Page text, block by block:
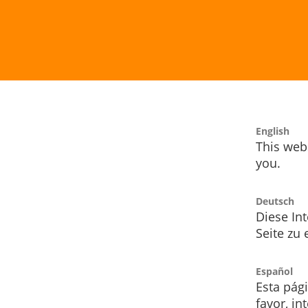
English
This
you.
Deutsch
Diese
Seite zu
Español
Esta
favor,